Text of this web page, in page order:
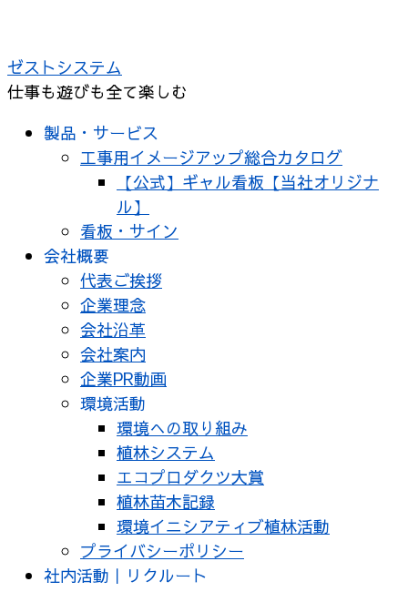
テ
ン
ゼストシステム
仕事も遊びも全て楽しむ
製品・サービス
工事用イメージアップ総合カタログ
【公式】ギャル看板【当社オリジナ
ル】
看板・サイン
会社概要
代表ご挨拶
企業理念
会社沿革
会社案内
企業PR動画
環境活動
環境への取り組み
植林システム
エコプロダクツ大賞
植林苗木記録
環境イニシアティブ植林活動
プライバシーポリシー
社内活動｜リクルート